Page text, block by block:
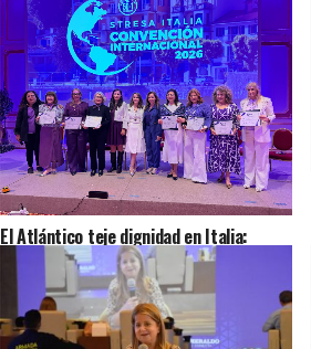
El Atlántico teje dignidad en Italia:
Liliana Borrero muestra como el saber
ancestral se transforma en poder
económico